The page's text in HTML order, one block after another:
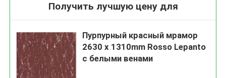
Получить лучшую цену для
Пурпурный красный мрамор
2630 x 1310mm Rosso Lepanto
с белыми венами